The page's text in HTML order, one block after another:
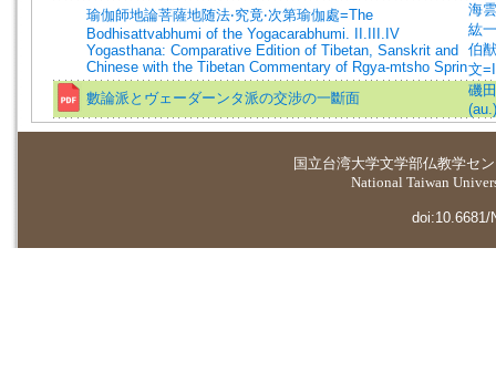
瑜伽師地論菩薩地随法‧究竟‧次第瑜伽處=The
Bodhisattvabhumi of the Yogacarabhumi. II.III.IV
Yogasthana: Comparative Edition of Tibetan, Sanskrit and
Chinese with the Tibetan Commentary of Rgya-mtsho Sprin
海
紘
伯
文
數論派とヴェーダーンタ派の交涉の一斷面
磯
(au.)
国立台湾大学文学部仏教学セ
National Taiwan
doi:10.6681/